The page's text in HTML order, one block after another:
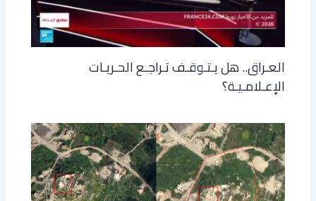
العـراق.. هل يـتـوقـف تـراجـع الحـريـات
الإعـلامـيـة؟